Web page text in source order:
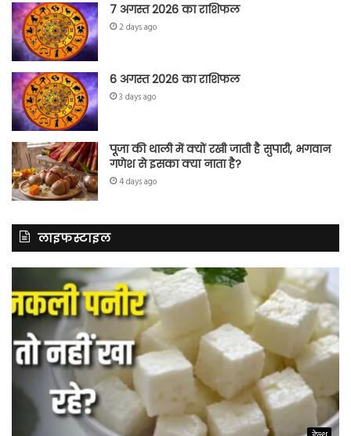
7 अगस्त 2026 का राशिफल
2 days ago
6 अगस्त 2026 का राशिफल
3 days ago
पूजा की थाली में क्यों रखी जाती है सुपारी, भगवान
गणेश से इसका क्या नाता है?
4 days ago
लाइफस्टाइल